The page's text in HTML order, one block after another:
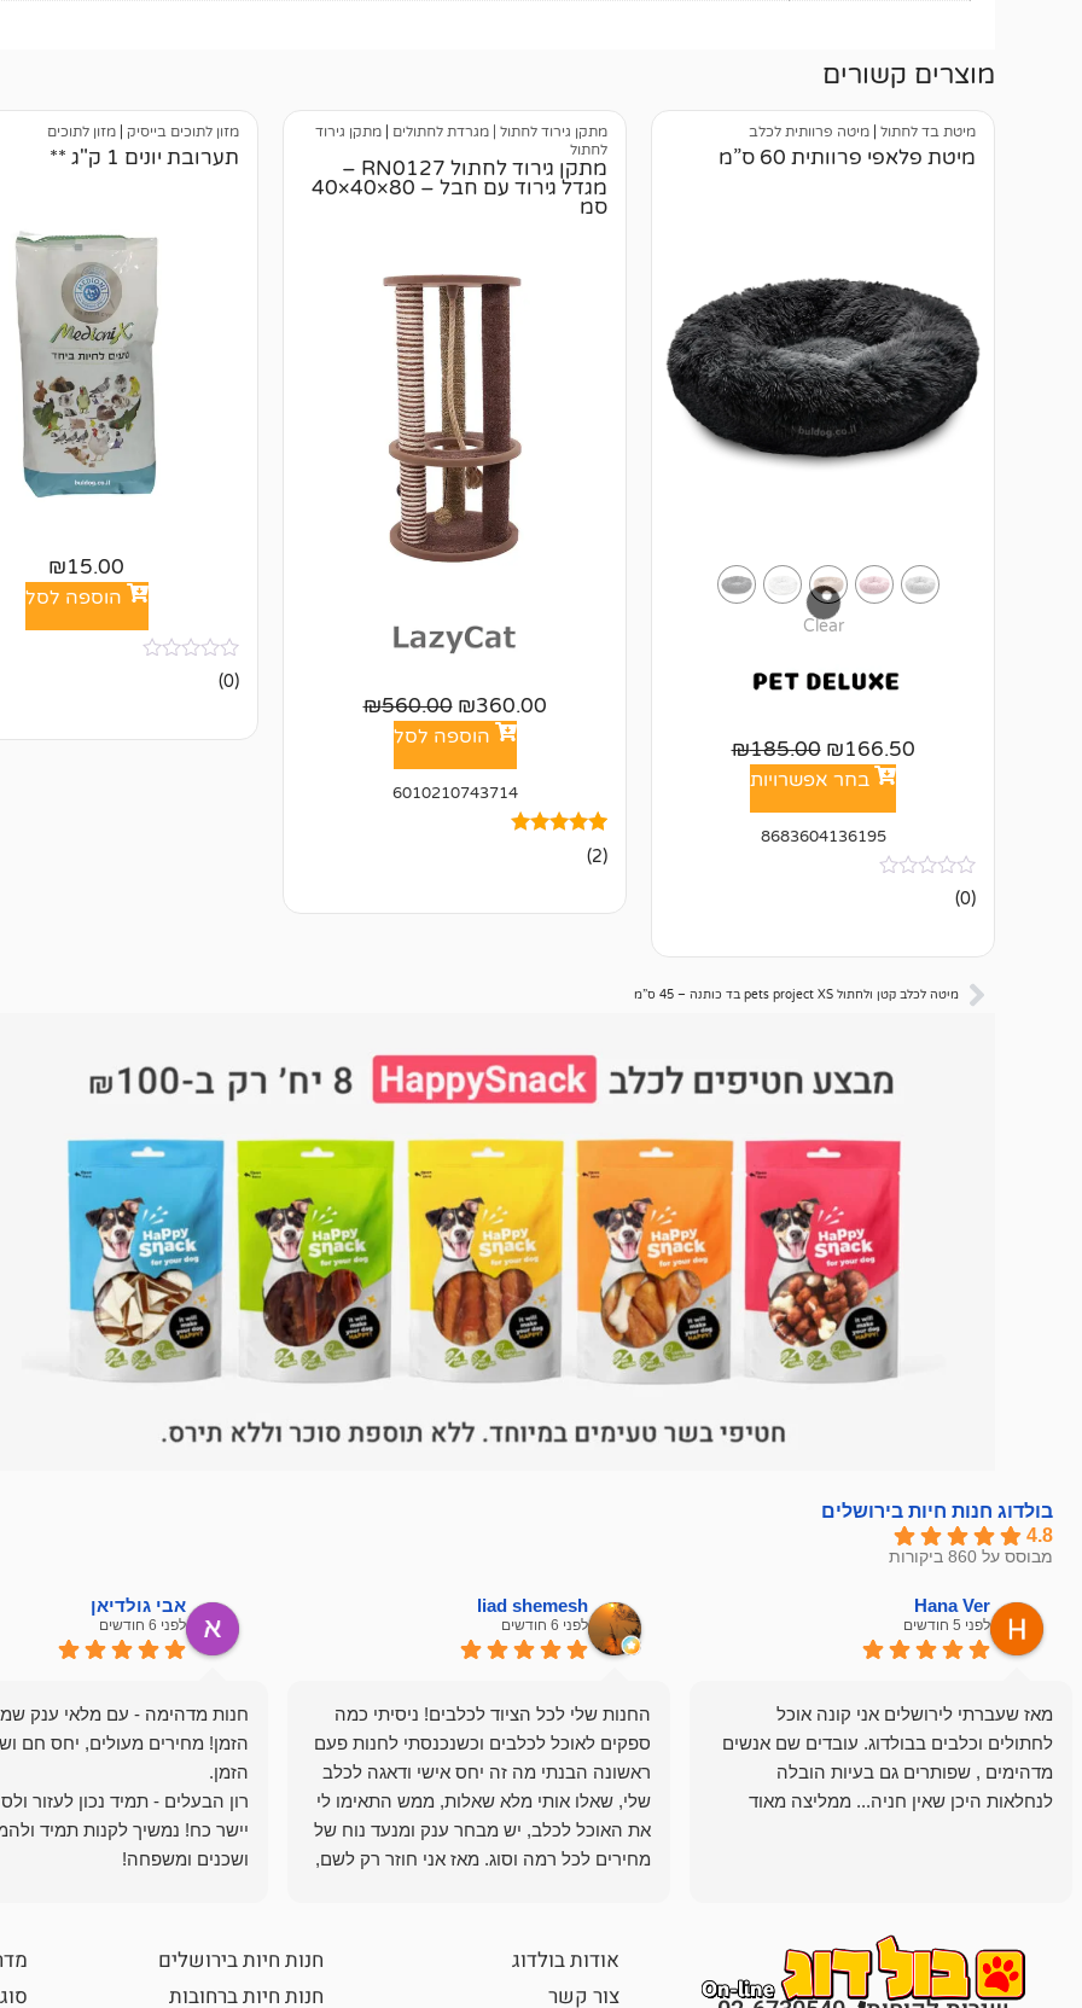
מוצרים קשורים
מיטת בד לחתול מיטה פרוותית לכלב
מיטת פלאפי פרוותית 60 ס”מ
Clear
₪166.50
₪185.00
בחר אפשרויות
8683604136195
אין
ביקורות
(0)
מתקן גירוד לחתול | מגרדת לחתולים
מתקן גירוד
לחתול
מתקן גירוד לחתול RN0127 –
מגדל גירוד עם חבל – 80×40×40
סמ
₪360.00
₪560.00
הוספה לסל
6010210743714
מדורגים
5.00
2(2)
מזון לתוכים בייסיק מזון לתוכים
תערובת יונים 1 ק"ג **
₪15.00
הוספה לסל
אין
ביקורות
(0)
מיטה לכלב קטן ולחתול pets project XS בד כותנה – 45 ס”מ
בולדוג חנות חיות בירושלים
4.8
מבוסס על 860 ביקורות
Hana Ver
לפני 5 חודשים
מאז שעברתי לירושלים אני קונה אוכל
לחתולים וכלבים בבולדוג. עובדים שם אנשים
מדהימים , שפותרים גם בעיות הובלה
לנחלאות היכן שאין חניה... ממליצה מאוד
liad shemesh
לפני 6 חודשים
החנות שלי לכל הציוד לכלבים! ניסיתי כמה
ספקים לאוכל לכלבים וכשנכנסתי לחנות פעם
ראשונה הבנתי מה זה יחס אישי ודאגה לכלב
שלי, שאלו אותי מלא שאלות, ממש התאימו לי
את האוכל לכלב, יש מבחר ענק ומנעד נוח של
מחירים לכל רמה וסוג. מאז אני חוזר רק לשם,
אבי גולדיאן
לפני 6 חודשים
חנות מדהימה - עם מלאי ענק
הזמן! מחירים מעולים, יחס חם
רון הבעלים - תמיד נכון לעזור
יישר כח! נמשיך לקנות תמיד
ושכנים ומשפחה!
אודות בולדוג
צור קשר
חנות חיות בירושלים
חנות חיות ברחובות